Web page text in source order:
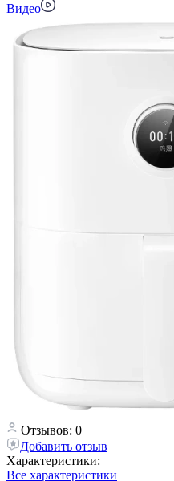
Видео
Отзывов: 0
Добавить отзыв
Характеристики:
Все характеристики